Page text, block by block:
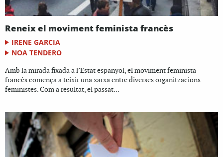
Reneix el moviment feminista francès
IRENE GARCIA
NOA TENDERO
Amb la mirada fixada a l’Estat espanyol, el moviment feminista
francès comença a teixir una xarxa entre diverses organitzacions
feministes. Com a resultat, el passat...